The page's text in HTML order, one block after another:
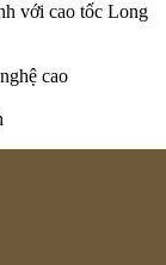
với cao tốc Long
cao